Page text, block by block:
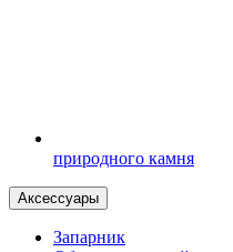
природного камня
Аксессуары
Запарник